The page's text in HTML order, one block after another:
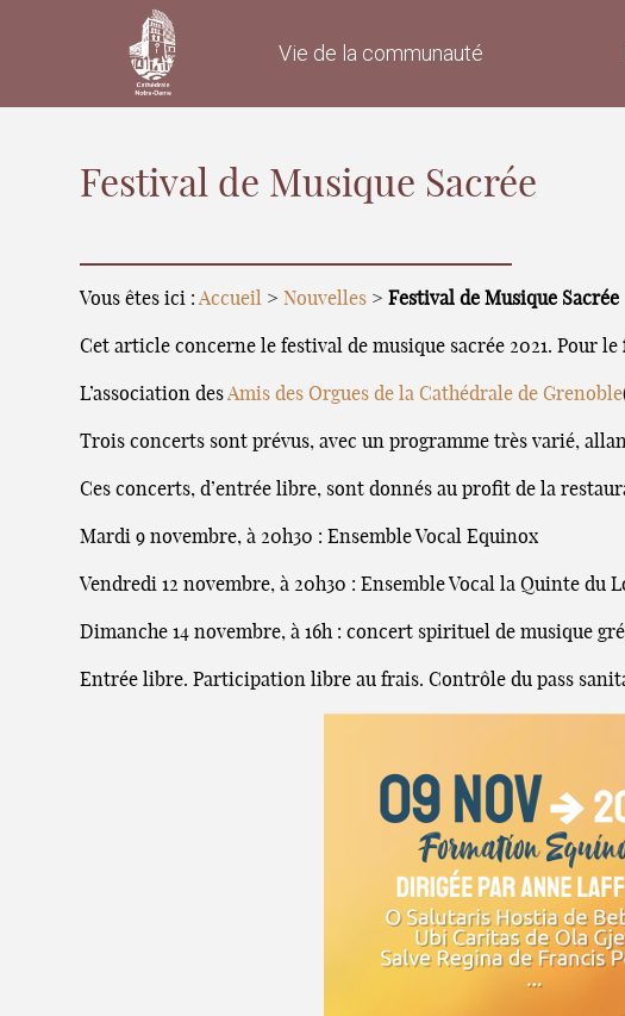
Vie de la communauté
Festival de Musique Sacrée
Vous êtes ici :Accueil > Nouvelles >Festival de Musique Sacrée
Cet article concerne le festival de musique sacrée 2021. Pour le
L’association desAmis des Orgues de la Cathédrale de Grenoble
Trois concerts sont prévus, avec un programme très varié,
Ces concerts, d’entrée libre, sont donnés au profit de la
Mardi 9 novembre, à 20h30 : Ensemble Vocal Equinox
Vendredi 12 novembre, à 20h30 : Ensemble Vocal la Quinte du
Dimanche 14 novembre, à 16h : concert spirituel de musique
Entrée libre. Participation libre au frais. Contrôle du pass